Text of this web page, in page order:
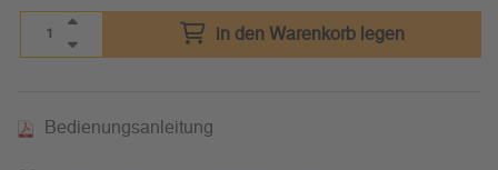
in den Warenkorb legen
Bedienungsanleitung